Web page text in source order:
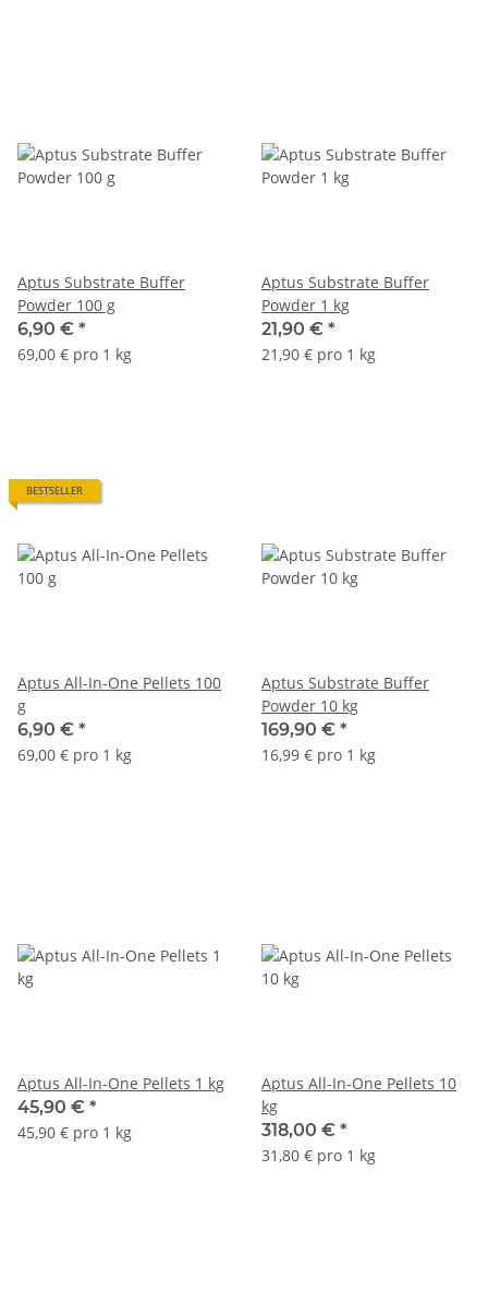
Aptus Substrate Buffer
Powder 100 g
6,90 € *
69,00 € pro 1 kg
Aptus Substrate Buffer
Powder 1 kg
21,90 € *
21,90 € pro 1 kg
BESTSELLER
Aptus All-In-One Pellets 100
g
6,90 € *
69,00 € pro 1 kg
Aptus Substrate Buffer
Powder 10 kg
169,90 € *
16,99 € pro 1 kg
Aptus All-In-One Pellets 1 kg
45,90 € *
45,90 € pro 1 kg
Aptus All-In-One Pellets 10
kg
318,00 € *
31,80 € pro 1 kg